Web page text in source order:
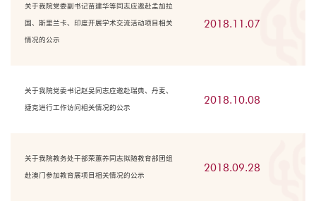
关于我院党委副书记苗建华等同志应邀赴孟加拉
国、斯里兰卡、印度开展学术交流活动项目相关
情况的公示
2018.11.07
关于我院党委书记赵旻同志应邀赴瑞典、丹麦、
捷克进行工作访问相关情况的公示
2018.10.08
关于我院教务处干部荣蕙荞同志拟随教育部团组
赴澳门参加教育展项目相关情况的公示
2018.09.28